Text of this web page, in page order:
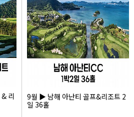
리
9월 ▶ 남해 아난티 골프&리조트 2
일 36홀